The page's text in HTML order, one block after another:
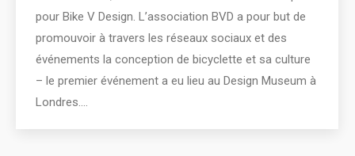
pour Bike V Design. L’association BVD a pour but de
promouvoir à travers les réseaux sociaux et des
événements la conception de bicyclette et sa culture
– le premier événement a eu lieu au Design Museum à
Londres.…